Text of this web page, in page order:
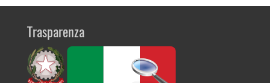
Trasparenza